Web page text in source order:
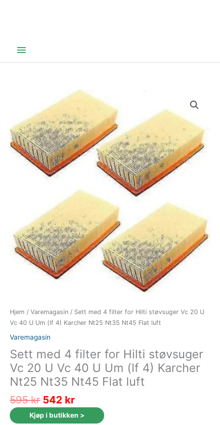
Hovedmeny
Hjem / Varemagasin / Sett med 4 filter for Hilti støvsuger Vc 20 U
Vc 40 U Um (lf 4) Karcher Nt25 Nt35 Nt45 Flat luft
Varemagasin
Sett med 4 filter for Hilti støvsuger
Vc 20 U Vc 40 U Um (lf 4) Karcher
Nt25 Nt35 Nt45 Flat luft
595kr Opprinnelig
pris
var:
542 krNåværende
pris
er:
Kjøp i butikken >